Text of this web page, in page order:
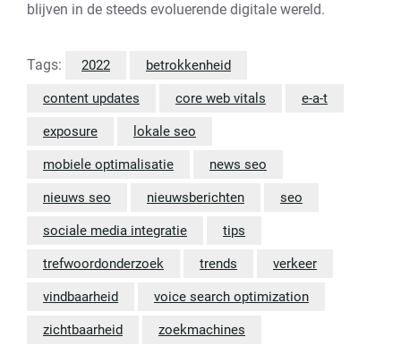
blijven in de steeds evoluerende digitale wereld.
Tags: 2022 betrokkenheid
content updates core web vitals e-a-t
exposure lokale seo
mobiele optimalisatie news seo
nieuws seo nieuwsberichten seo
sociale media integratie tips
trefwoordonderzoek trends verkeer
vindbaarheid voice search optimization
zichtbaarheid zoekmachines